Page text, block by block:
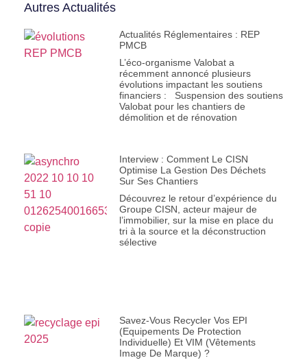
Autres Actualités
Actualités Réglementaires : REP
PMCB
L’éco-organisme Valobat a
récemment annoncé plusieurs
évolutions impactant les soutiens
financiers : Suspension des soutiens
Valobat pour les chantiers de
démolition et de rénovation
Interview : Comment Le CISN
Optimise La Gestion Des Déchets
Sur Ses Chantiers
Découvrez le retour d’expérience du
Groupe CISN, acteur majeur de
l’immobilier, sur la mise en place du
tri à la source et la déconstruction
sélective
Savez-Vous Recycler Vos EPI
(Equipements De Protection
Individuelle) Et VIM (Vêtements
Image De Marque) ?